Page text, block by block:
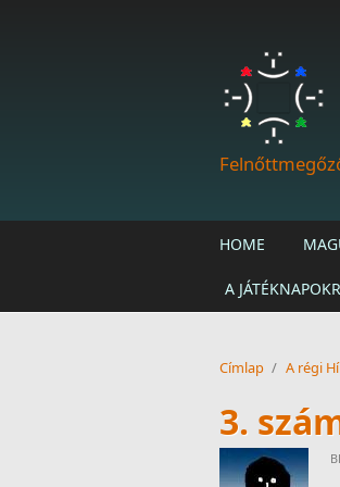
HOME
A
Címlap / A régi
3.